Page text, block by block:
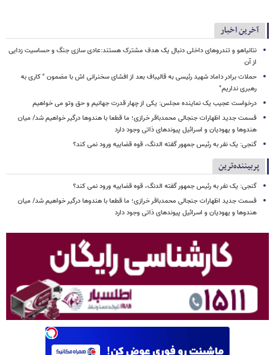
آخرین اخبار
نتانیاهو و تندروهای داخلی دنبال یک هدف مشترک هستند:عادی سازی جنگ و حساسیت زدایی
از آن
حملات برادر داماد شهید رئیسی به قالیباف بعد از افشای سخنرانی اش با مضمون " کاری به
رهبری نداریم"
درخواست عجیب یک نماینده مجلس: یکی از چهار قدرت جهانیم و حق وتو می خواهیم
قسمت جدید اظهارات جنجالی محمدباقر خرازی؛ ما قطعا با هندوها درگیر خواهیم شد/ میان
هندوها و یهودیان و اسرائیل پیوندهای ذاتی وجود دارد
گنجی: یک نفر به رئیس جمهور گفته الدنگ، قوه قضاییه ورود نمی کند؟
پربیننده‌ترین
گنجی: یک نفر به رئیس جمهور گفته الدنگ، قوه قضاییه ورود نمی کند؟
قسمت جدید اظهارات جنجالی محمدباقر خرازی؛ ما قطعا با هندوها درگیر خواهیم شد/ میان
هندوها و یهودیان و اسرائیل پیوندهای ذاتی وجود دارد